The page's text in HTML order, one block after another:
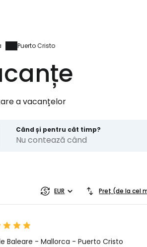
Puerto Cristo
a vacanțelor
Când și pentru cât timp?
Nu contează când
EUR Preț (de la cel
Baleare - Mallorca - Puerto Cristo
vă la
a călătorilor